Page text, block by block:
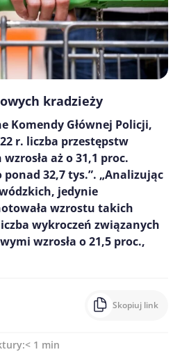
kradzieży
Komendy Głównej Policji,
r. liczba przestępstw
aż o 31,1 proc.
32,7 tys.”. „Analizując
jedynie
wzrostu takich
wykroczeń związanych
wzrosła o 21,5 proc.,
Skopiuj link
< 1 min